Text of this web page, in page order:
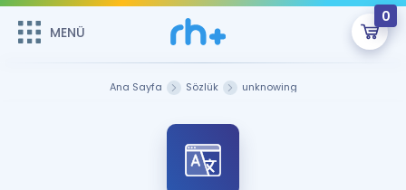
MENÜ
0
Sepetin Şu An Boş.
Remzi Hoca ile seni sınava hazırlayacak onlarca eğitim seni
bekliyor!
MENÜ
Ana Sayfa Sözlük unknowing